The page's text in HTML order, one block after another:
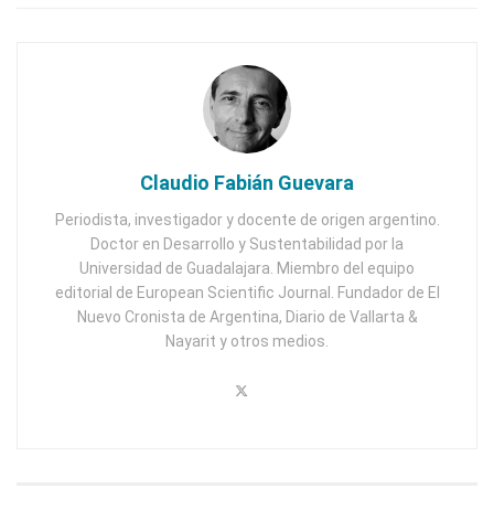
Claudio Fabián Guevara
Periodista, investigador y docente de origen argentino.
Doctor en Desarrollo y Sustentabilidad por la
Universidad de Guadalajara. Miembro del equipo
editorial de European Scientific Journal. Fundador de El
Nuevo Cronista de Argentina, Diario de Vallarta &
Nayarit y otros medios.